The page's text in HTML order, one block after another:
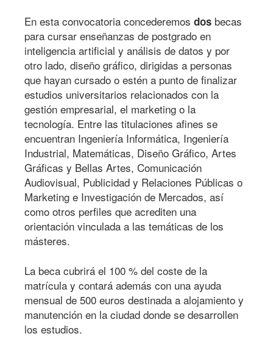
En esta convocatoria concederemosdos becas
para cursar enseñanzas de postgrado en
inteligencia artificial y análisis de datos y por
otro lado, diseño gráfico, dirigidas a personas
que hayan cursado o estén a punto de finalizar
estudios universitarios relacionados con la
gestión empresarial, el marketing o la
tecnología. Entre las titulaciones afines se
encuentran Ingeniería Informática, Ingeniería
Industrial, Matemáticas, Diseño Gráfico, Artes
Gráficas y Bellas Artes, Comunicación
Audiovisual, Publicidad y Relaciones Públicas o
Marketing e Investigación de Mercados, así
como otros perfiles que acrediten una
orientación vinculada a las temáticas de los
másteres.
La beca cubrirá el 100 % del coste de la
matrícula y contará además con una ayuda
mensual de 500 euros destinada a alojamiento y
manutención en la ciudad donde se desarrollen
los estudios.